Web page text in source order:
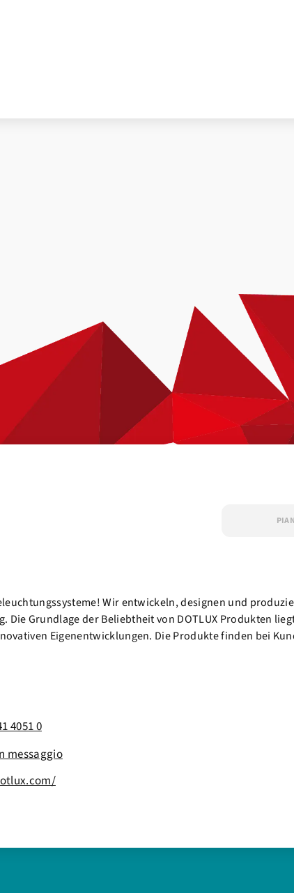
Wir entwickeln, designen und
Grundlage der Beliebtheit von DOTLUX Produkten
Eigenentwicklungen. Die Produkte finden bei
4051 0
messaggio